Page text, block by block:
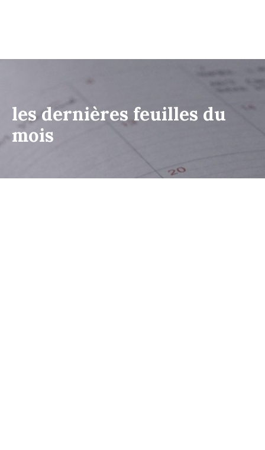
les dernières feuilles du
mois